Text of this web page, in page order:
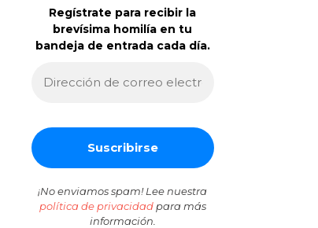
Regístrate para recibir la
brevísima homilía en tu
bandeja de entrada cada día.
¡No enviamos spam! Lee nuestra
política de privacidadpara más
información.